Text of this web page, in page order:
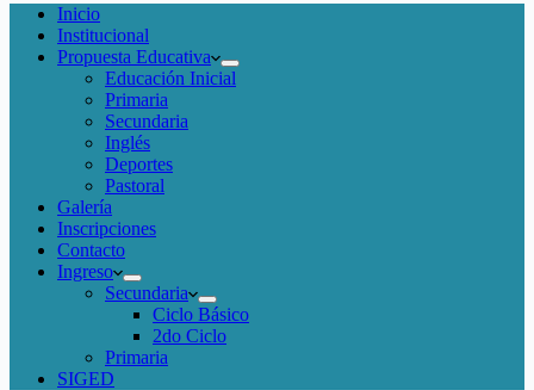
Inicio
Institucional
Propuesta Educativa
Educación Inicial
Primaria
Secundaria
Inglés
Deportes
Pastoral
Galería
Inscripciones
Contacto
Ingreso
Secundaria
Ciclo Básico
2do Ciclo
Primaria
SIGED